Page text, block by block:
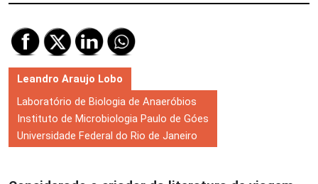
Leandro Araujo Lobo
Laboratório de Biologia de Anaeróbios
Instituto de Microbiologia Paulo de Góes
Universidade Federal do Rio de Janeiro